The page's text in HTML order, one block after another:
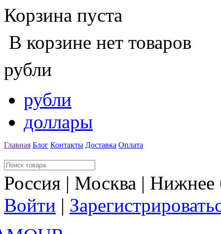
Корзина пуста
В корзине нет товаров
рубли
рубли
доллары
Главная Блог Контакты Доставка Оплата
Россия | Москва |
Войти |